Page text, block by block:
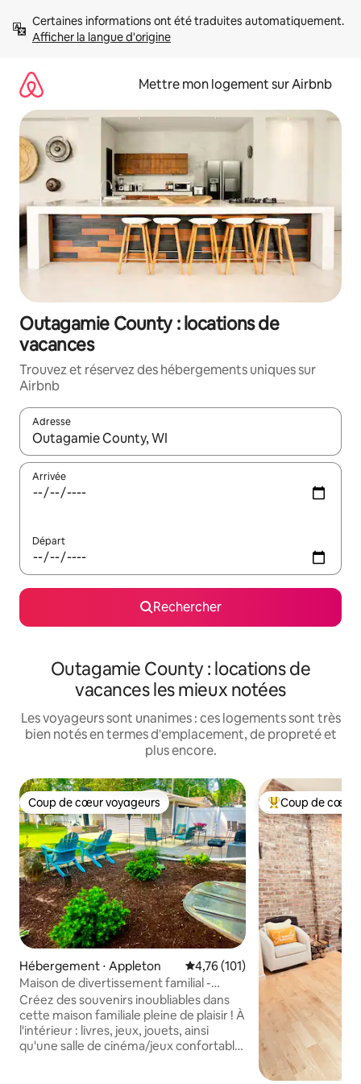
directement
Afficher la langue d'origine
Mettre mon logement sur Airbnb
Outagamie County : locations de
vacances
Trouvez et réservez des hébergements uniques sur
Airbnb
Adresse
Lorsque les résultats s'affichent, utilisez les flèches vers le
Arrivée
Départ
Rechercher
Outagamie County : locations de
vacances les mieux notées
Les voyageurs sont unanimes : ces logements sont très
bien notés en termes d'emplacement, de propreté et
plus encore.
Coup de cœur voyageurs
Coup de cœur voyageurs
Hébergement ⋅ Appleton Évaluation moyenne sur la
4,76 (101)
Maison de divertissement familial -
théâtre - grande cour arrière clôturée
Créez des souvenirs inoubliables dans
cette maison familiale pleine de plaisir ! À
l'intérieur : livres, jeux, jouets, ainsi
qu'une salle de cinéma/jeux confortable
Coups de cœur
Coup de cœur